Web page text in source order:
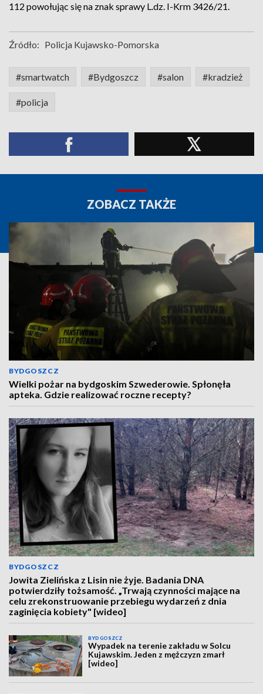
112 powołując się na znak sprawy L.dz. I-Krm 3426/21.
Źródło: Policja Kujawsko-Pomorska
#smartwatch #Bydgoszcz #salon #kradzież
#policja
ZOBACZ TAKŻE
BYDGOSZCZ
Wielki pożar na bydgoskim Szwederowie. Spłonęła
apteka. Gdzie realizować roczne recepty?
BYDGOSZCZ
Jowita Zielińska z Lisin nie żyje. Badania DNA
potwierdziły tożsamość. „Trwają czynności mające na
celu zrekonstruowanie przebiegu wydarzeń z dnia
zaginięcia kobiety" [wideo]
BYDGOSZCZ
Wypadek na terenie zakładu w Solcu
Kujawskim. Jeden z mężczyzn zmarł
[wideo]